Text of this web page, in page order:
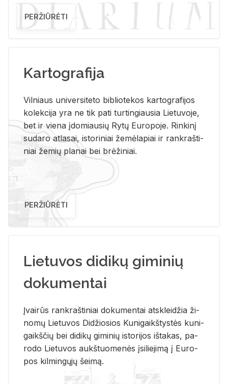
PERŽIŪRĖTI
Kartografija
Vil­niaus uni­ver­si­te­to bi­b­lio­te­kos kar­to­gra­fi­jos
ko­lek­ci­ja yra ne tik pati tur­tin­giau­sia Lie­tu­vo­je,
bet ir vie­na įdo­miau­sių Rytų Eu­ro­po­je. Rin­ki­nį
su­da­ro at­la­sai, is­to­ri­niai že­mė­la­piai ir rank­raš­ti­
niai že­mių pla­nai bei brė­ži­niai.
PERŽIŪRĖTI
Lietuvos didikų giminių
dokumentai
Įvai­rūs rank­raš­ti­niai do­ku­men­tai at­sklei­džia ži­
no­mų Lie­tu­vos Di­džio­sios Ku­ni­gaikš­tys­tės ku­ni­
gaikš­čių bei di­di­kų gi­mi­nių is­to­ri­jos iš­ta­kas, pa­
ro­do Lie­tu­vos aukš­tuo­me­nės įsi­lie­ji­mą į Eu­ro­
pos kil­min­gų­jų šei­mą.